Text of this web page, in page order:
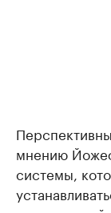
мнению
системы,